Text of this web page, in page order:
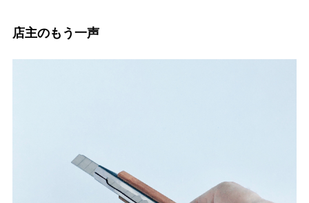
店主のもう一声